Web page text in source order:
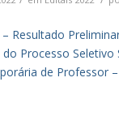
Resultado
Processo Seletivo
de Professor